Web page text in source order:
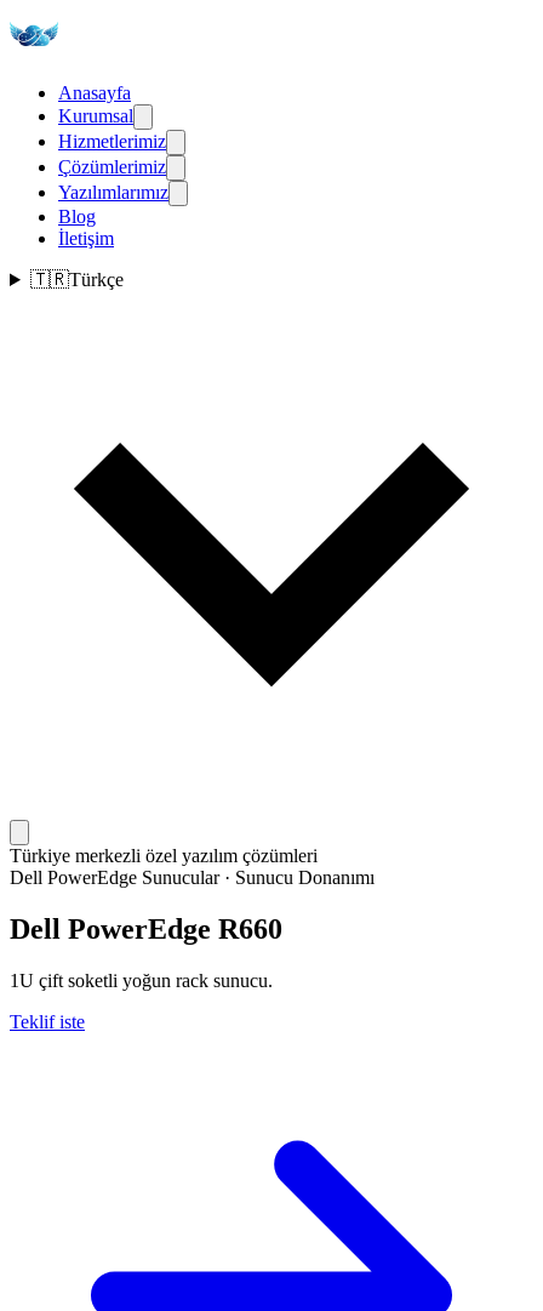
Anasayfa
Kurumsal
Hizmetlerimiz
Çözümlerimiz
Yazılımlarımız
Blog
İletişim
🇹🇷Türkçe
Türkiye merkezli özel yazılım çözümleri
Dell PowerEdge Sunucular· Sunucu Donanımı
Dell PowerEdge R660
1U çift soketli yoğun rack sunucu.
Teklif iste